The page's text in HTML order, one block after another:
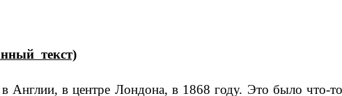
текст)
Англии, в центре Лондона, в 1868 году. Это было что-